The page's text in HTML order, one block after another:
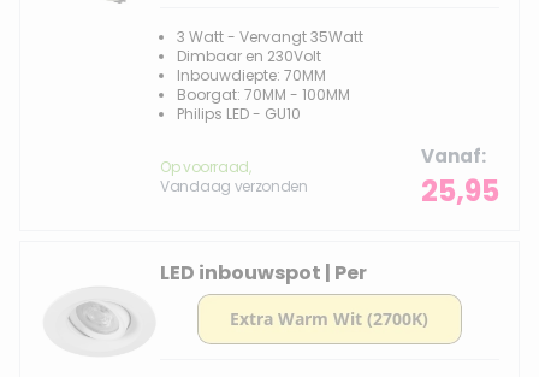
3 Watt - Vervangt 35Watt
Dimbaar en 230Volt
Inbouwdiepte: 70MM
Boorgat: 70MM - 100MM
Philips LED - GU10
Op voorraad,
Vandaag verzonden
Vanaf
25,95
LED inbouwspot | Per